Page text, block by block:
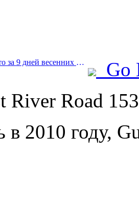
Prev:Ожидается, что за 9 дней весенних праздников более 18 миллионов человек совершат поездки в страну и из страны.
Go
River Road 153
в 2010 году,